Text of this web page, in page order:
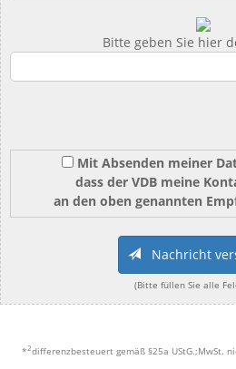
Bitte geben Sie hier
Mit Absenden meiner
dass der VDB meine
an den oben genannten
Nachricht
(Bitte füllen Sie alle
*2differenzbesteuert gemäß §25a UStG.;MwSt.